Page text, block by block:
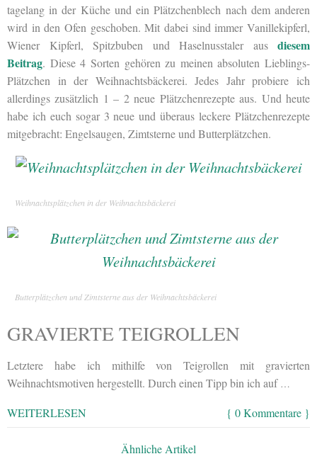
tagelang in der Küche und ein Plätzchenblech nach dem anderen
wird in den Ofen geschoben. Mit dabei sind immer Vanillekipferl,
Wiener Kipferl, Spitzbuben und Haselnusstaler aus diesem
Beitrag. Diese 4 Sorten gehören zu meinen absoluten Lieblings-
Plätzchen in der Weihnachtsbäckerei. Jedes Jahr probiere ich
allerdings zusätzlich 1 – 2 neue Plätzchenrezepte aus. Und heute
habe ich euch sogar 3 neue und überaus leckere Plätzchenrezepte
mitgebracht: Engelsaugen, Zimtsterne und Butterplätzchen.
Weihnachtsplätzchen in der Weihnachtsbäckerei
Butterplätzchen und Zimtsterne aus der Weihnachtsbäckerei
GRAVIERTE TEIGROLLEN
Letztere habe ich mithilfe von Teigrollen mit gravierten
Weihnachtsmotiven hergestellt. Durch einen Tipp bin ich auf …
WEITERLESEN { 0 Kommentare }
Ähnliche Artikel